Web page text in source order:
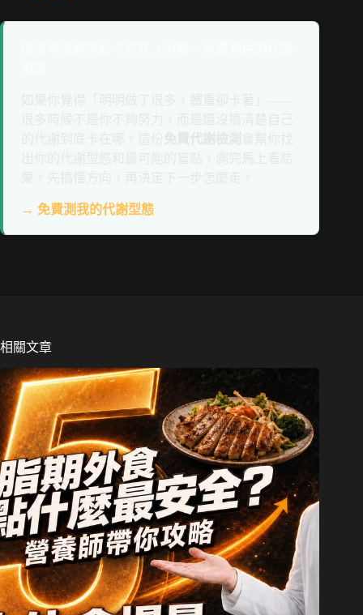
→ 免費測我的代謝型態
相關文章